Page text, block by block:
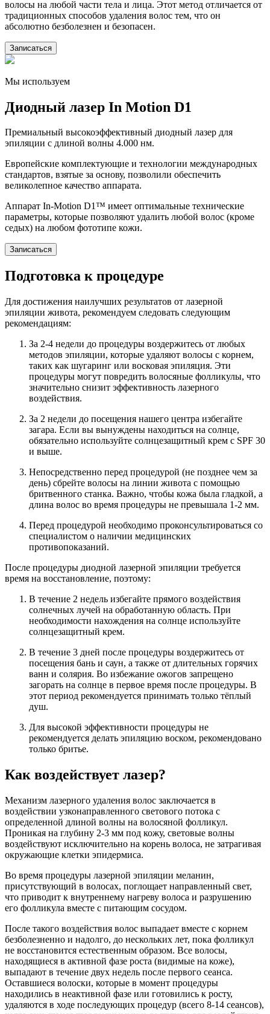
волосы на любой части тела и лица. Этот метод отличается от
традиционных способов удаления волос тем, что он
абсолютно безболезнен и безопасен.
Записаться
Мы используем
Диодный лазер In Motion D1
Премиальный высокоэффективный диодный лазер для
эпиляции с длиной волны 4.000 нм.
Европейские комплектующие и технологии международных
стандартов, взятые за основу, позволили обеспечить
великолепное качество аппарата.
Аппарат In-Motion D1™ имеет оптимальные технические
параметры, которые позволяют удалить любой волос (кроме
седых) на любом фототипе кожи.
Записаться
Подготовка к процедуре
Для достижения наилучших результатов от лазерной
эпиляции живота, рекомендуем следовать следующим
рекомендациям:
За 2-4 недели до процедуры воздержитесь от любых
методов эпиляции, которые удаляют волосы с корнем,
таких как шугаринг или восковая эпиляция. Эти
процедуры могут повредить волосяные фолликулы, что
значительно снизит эффективность лазерного
воздействия.
За 2 недели до посещения нашего центра избегайте
загара. Если вы вынуждены находиться на солнце,
обязательно используйте солнцезащитный крем с SPF 30
и выше.
Непосредственно перед процедурой (не позднее чем за
день) сбрейте волосы на линии живота с помощью
бритвенного станка. Важно, чтобы кожа была гладкой, а
длина волос во время процедуры не превышала 1-2 мм.
Перед процедурой необходимо проконсультироваться со
специалистом о наличии медицинских
противопоказаний.
После процедуры диодной лазерной эпиляции требуется
время на восстановление, поэтому:
В течение 2 недель избегайте прямого воздействия
солнечных лучей на обработанную область. При
необходимости нахождения на солнце используйте
солнцезащитный крем.
В течение 3 дней после процедуры воздержитесь от
посещения бань и саун, а также от длительных горячих
ванн и солярия. Во избежание ожогов запрещено
загорать на солнце в первое время после процедуры. В
этот период рекомендуется принимать только тёплый
душ.
Для высокой эффективности процедуры не
рекомендуется делать эпиляцию воском, рекомендовано
только бритье.
Как воздействует лазер?
Механизм лазерного удаления волос заключается в
воздействии узконаправленного светового потока с
определенной длиной волны на волосяной фолликул.
Проникая на глубину 2-3 мм под кожу, световые волны
воздействуют исключительно на корень волоса, не затрагивая
окружающие клетки эпидермиса.
Во время процедуры лазерной эпиляции меланин,
присутствующий в волосах, поглощает направленный свет,
что приводит к внутреннему нагреву волоса и разрушению
его фолликула вместе с питающим сосудом.
После такого воздействия волос выпадает вместе с корнем
безболезненно и надолго, до нескольких лет, пока фолликул
не восстановится естественным образом. Все волосы,
находящиеся в активной фазе роста (видимые на коже),
выпадают в течение двух недель после первого сеанса.
Оставшиеся волоски, которые в момент процедуры
находились в неактивной фазе или готовились к росту,
удаляются в ходе последующих процедур (всего 8-14 сеансов),